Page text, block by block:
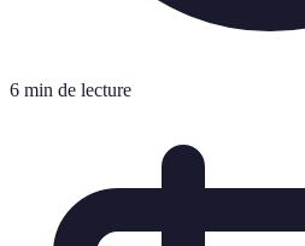
6 min de lecture